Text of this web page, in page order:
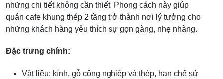
những chi tiết không cần thiết. Phong cách này giúp
quán cafe khung thép 2 tầng trở thành nơi lý tưởng cho
những khách hàng yêu thích sự gọn gàng, nhẹ nhàng.
Đặc trưng chính:
Vật liệu: kính, gỗ công nghiệp và thép, hạn chế sử